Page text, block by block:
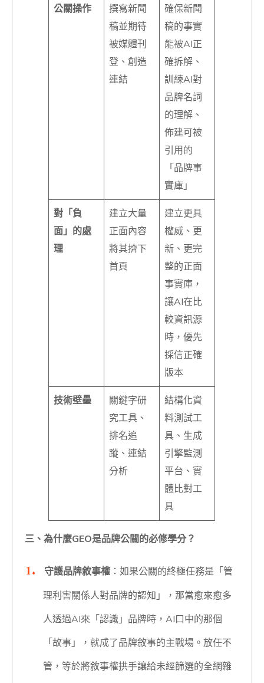
公關操作
撰寫新聞
稿並期待
被媒體刊
登、創造
連結
確保新聞
稿的事實
能被AI正
確拆解、
訓練AI對
品牌名詞
的理解、
佈建可被
引用的
「品牌事
實庫」
對「負
面」的處
理
建立大量
正面內容
將其擠下
首頁
建立更具
權威、更
新、更完
整的正面
事實庫，
讓AI在比
較資訊源
時，優先
採信正確
版本
技術壁壘
關鍵字研
究工具、
排名追
蹤、連結
分析
結構化資
料測試工
具、生成
引擎監測
平台、實
體比對工
具
三、為什麼GEO是品牌公關的必修學分？
守護品牌敘事權：如果公關的終極任務是「管
理利害關係人對品牌的認知」，那當愈來愈多
人透過AI來「認識」品牌時，AI口中的那個
「故事」，就成了品牌敘事的主戰場。放任不
管，等於將敘事權拱手讓給未經篩選的全網雜